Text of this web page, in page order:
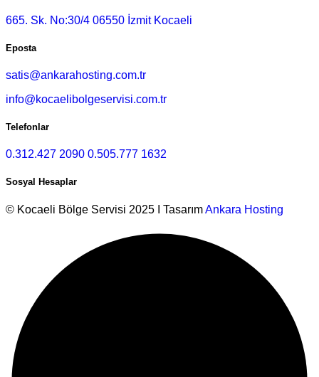
665. Sk. No:30/4 06550 İzmit Kocaeli
Eposta
satis@ankarahosting.com.tr
info@kocaelibolgeservisi.com.tr
Telefonlar
0.312.427 2090 0.505.777 1632
Sosyal Hesaplar
© Kocaeli Bölge Servisi 2025 I TasarımAnkara Hosting